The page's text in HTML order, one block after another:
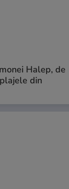
Halep, de
din